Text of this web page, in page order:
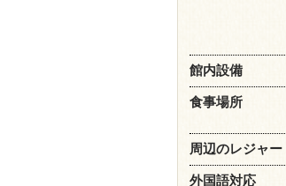
館内設備
食事場所
周辺のレジャー
外国語対応